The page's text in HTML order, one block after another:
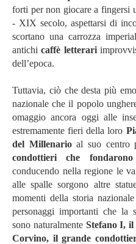
forti per non giocare a fingersi
- XIX secolo, aspettarsi di
scortano una carrozza
antichicaffè letterari
dell’epoca.
Tuttavia, ciò che desta più
nazionale che il popolo
omaggio ancora oggi alle
estremamente fieri della loro
del Millenarioal suo centro
condottieri che
conducendo nella regione le
alle spalle sorgono altre
momenti della storia
personaggi importanti che la
sono naturalmente Stefano I,
Corvino, il grande